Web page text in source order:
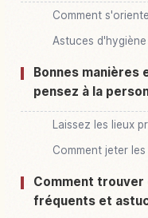
Comment
Astuces d'hygiène
Bonnes
pensez à la
Laissez les lieux
Comment jeter
Comment trouver
fréquents et